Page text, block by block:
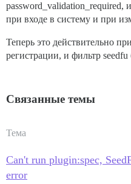
password_validation_required,
при входе в систему и при
Теперь это действительно
регистрации, и фильтр seedfu
Связанные темы
Тема
Can't run plugin:spec,
error